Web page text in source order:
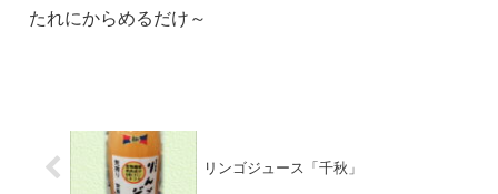
たれにからめるだけ～
リンゴジュース「千秋」